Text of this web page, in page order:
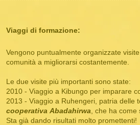
Viaggi di formazione:
Vengono puntualmente organizzate
comunità a migliorarsi costantemente.
Le due visite più importanti sono state:
2010 - Viaggio a Kibungo per imparare
2013 - Viaggio a Ruhengeri, patria
cooperativa Abadahirwa , che ha
Sta già dando risultati molto promettenti!